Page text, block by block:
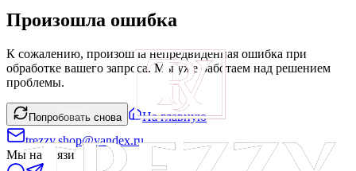
Произошла ошибка
К сожалению, произошла непредвиденная ошибка при
обработке вашего запроса. Мы уже работаем над решением
проблемы.
Попробовать снова
На главную
trezzy.shop@yandex.ru
Мы на связи